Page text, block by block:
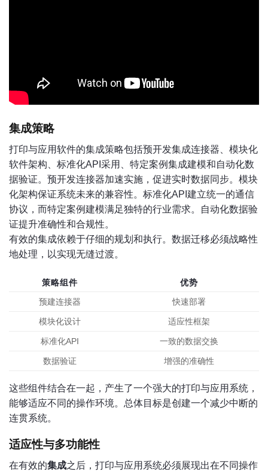
集成策略
打印与应用软件的集成策略包括预开发集成连接器、模块化
软件架构、标准化API采用、特定案例集成建模和自动化数
据验证。预开发连接器加速实施，促进实时数据同步。模块
化架构保证系统未来的兼容性。标准化API建立统一的通信
协议，而特定案例建模满足独特的行业需求。自动化数据验
证提升准确性和合规性。
有效的集成依赖于仔细的规划和执行。数据迁移必须战略性
地处理，以实现无缝过渡。
策略组件
优势
预建连接器
快速部署
模块化设计 适应性框架
标准化API 一致的数据交换
数据验证 增强的准确性
这些组件结合在一起，产生了一个强大的打印与应用系统，
能够适应不同的操作环境。总体目标是创建一个减少中断的
连贯系统。
适应性与多功能性
在有效的集成之后，打印与应用系统必须展现出在不同操作